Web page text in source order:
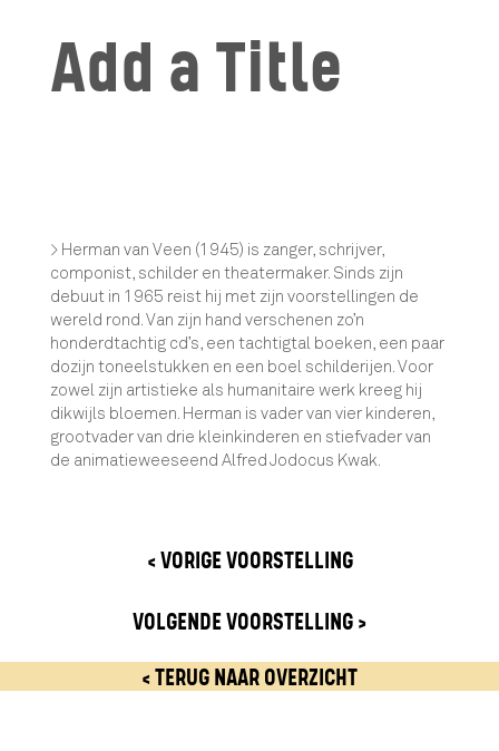
Add a Title
> Herman van Veen (1945) is zanger, schrijver,
componist, schilder en theatermaker. Sinds zijn
debuut in 1965 reist hij met zijn voorstellingen de
wereld rond. Van zijn hand verschenen zo’n
honderdtachtig cd’s, een tachtigtal boeken, een paar
dozijn toneelstukken en een boel schilderijen. Voor
zowel zijn artistieke als humanitaire werk kreeg hij
dikwijls bloemen. Herman is vader van vier kinderen,
grootvader van drie kleinkinderen en stiefvader van
de animatieweeseend Alfred Jodocus Kwak.
< VORIGE VOORSTELLING
VOLGENDE VOORSTELLING >
< TERUG NAAR OVERZICHT